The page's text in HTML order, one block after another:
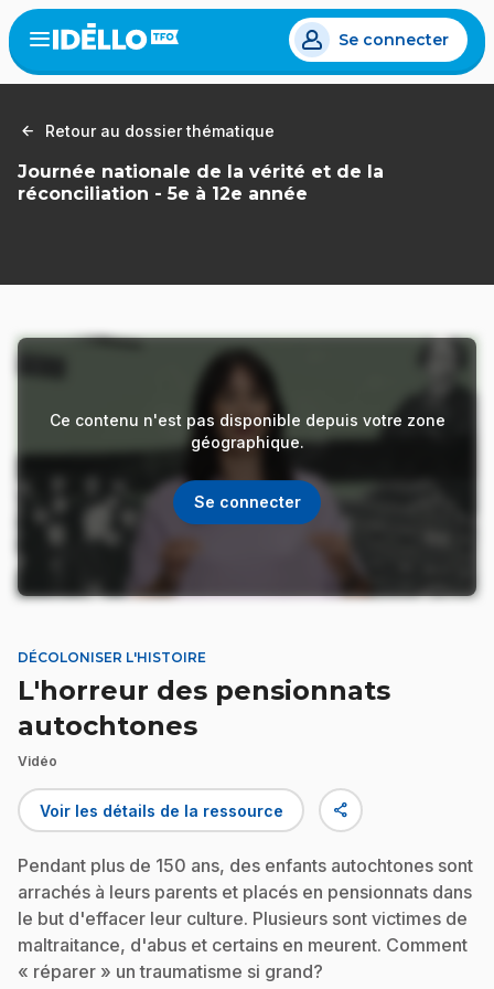
Aller
au
contenu
principal
Open
menu
Se connecter
Retour au dossier thématique
Journée nationale de la vérité et de la
réconciliation - 5e à 12e année
Ce contenu n'est pas disponible depuis votre zone
géographique.
Se connecter
DÉCOLONISER L'HISTOIRE
L'horreur des pensionnats
autochtones
Vidéo
Voir les détails de la ressource share
Pendant plus de 150 ans, des enfants autochtones sont
arrachés à leurs parents et placés en pensionnats dans
le but d'effacer leur culture. Plusieurs sont victimes de
maltraitance, d'abus et certains en meurent. Comment
« réparer » un traumatisme si grand?